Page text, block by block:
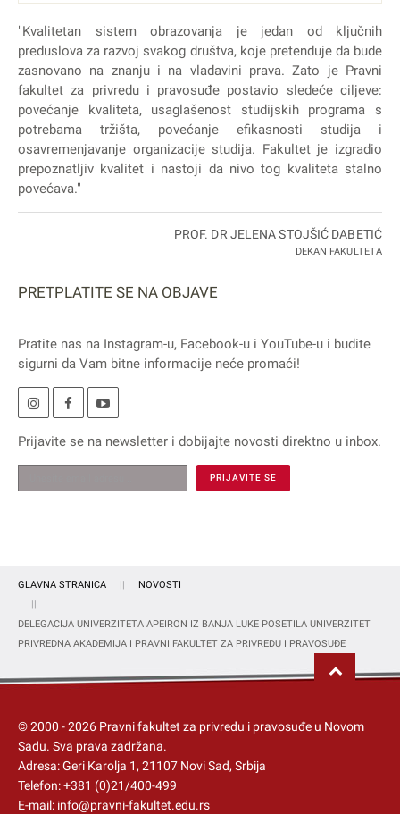
"Kvalitetan sistem obrazovanja je jedan od ključnih
preduslova za razvoj svakog društva, koje pretenduje da bude
zasnovano na znanju i na vladavini prava. Zato je Pravni
fakultet za privredu i pravosuđe postavio sledeće ciljeve:
povećanje kvaliteta, usaglašenost studijskih programa s
potrebama tržišta, povećanje efikasnosti studija i
osavremenjavanje organizacije studija. Fakultet je izgradio
prepoznatljiv kvalitet i nastoji da nivo tog kvaliteta stalno
povećava."
PROF. DR JELENA STOJŠIĆ DABETIĆ
DEKAN FAKULTETA
PRETPLATITE SE NA OBJAVE
Pratite nas na Instagram-u, Facebook-u i YouTube-u i budite
sigurni da Vam bitne informacije neće promaći!
Prijavite se na newsletter i dobijajte novosti direktno u inbox.
GLAVNA STRANICA NOVOSTI
DELEGACIJA UNIVERZITETA APEIRON IZ BANJA LUKE POSETILA UNIVERZITET
PRIVREDNA AKADEMIJA I PRAVNI FAKULTET ZA PRIVREDU I PRAVOSUĐE
© 2000 -2026 Pravni fakultet za privredu i pravosuđe u Novom
Sadu. Sva prava zadržana.
Adresa: Geri Karolja 1, 21107 Novi Sad, Srbija
Telefon:+381 (0)21/400-499
E-mail: info@pravni-fakultet.edu.rs